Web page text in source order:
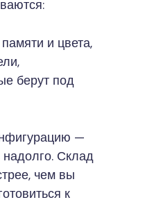
и цвета,
берут под
—
Склад
чем вы
к